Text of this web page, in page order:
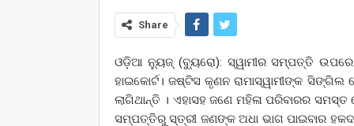
Share
ଓଡ଼ିଆ ନ୍ୟୁଜ୍ (ବ୍ୟୁରୋ): ସ୍ୱାମୀର ସମ୍ପତ୍ତି ଉପରେ
ହାଇକୋର୍ଟ। ଜଷ୍ଟିସ କୃଣନ ରାମାସ୍ୱାମୀଙ୍କ
ଲାଗିଥାନ୍ତି । ଏହାସହ ଜଣେ ମହିଳା ପରିବାରର
ସମ୍ପତ୍ତିରୁ ସ୍ତ୍ରୀ ଜଣଙ୍କ ଅଧା ଭାଗ ପାଇବାର